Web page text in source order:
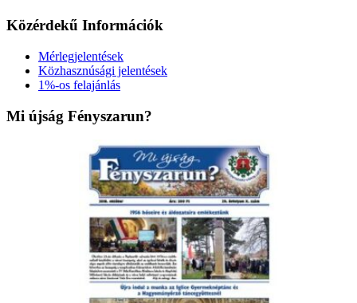
Közérdekű Információk
Mérlegjelentések
Közhasznúsági jelentések
1%-os felajánlás
Mi újság Fényszarun?